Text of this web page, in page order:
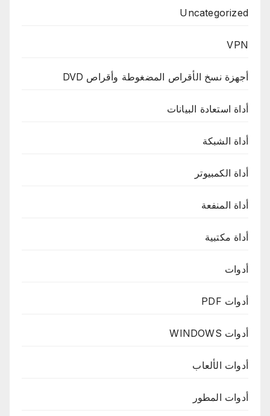
Uncategorized
VPN
أجهزة نسخ الأقراص المضغوطة وأقراص DVD
أداة استعادة البيانات
أداة الشبكة
أداة الكمبيوتر
أداة المنفعة
أداة مكتبية
أدوات
أدوات PDF
أدوات WINDOWS
أدوات الألعاب
أدوات المطور